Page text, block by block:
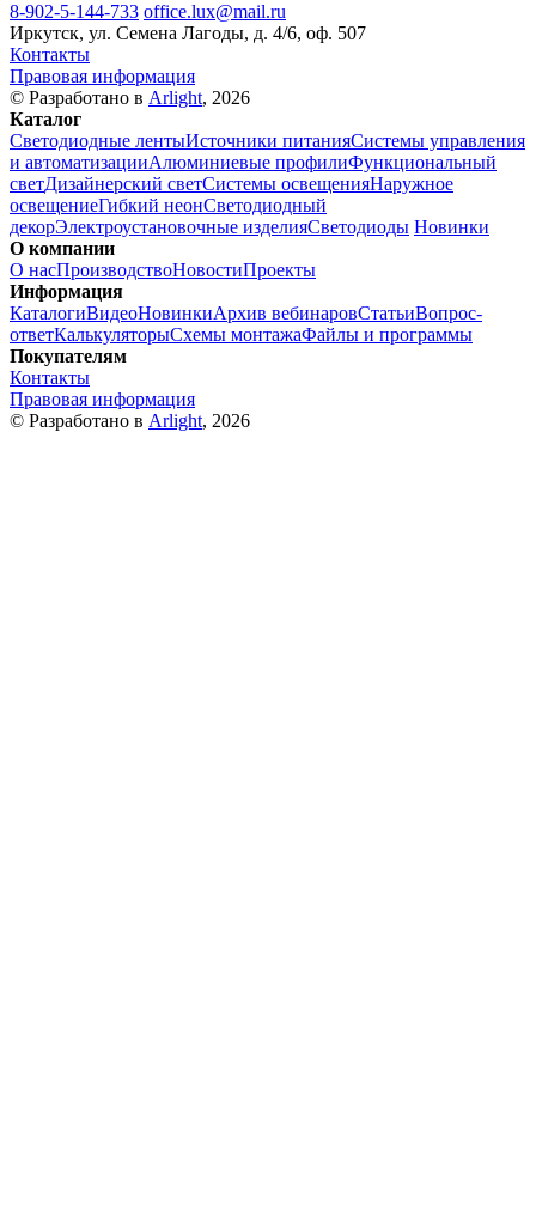
8-902-5-144-733 office.lux@mail.ru
Иркутск, ул. Семена Лагоды, д. 4/6, оф. 507
Контакты
Правовая информация
© Разработано в Arlight, 2026
Каталог
Светодиодные лентыИсточники питанияСистемы управления
и автоматизацииАлюминиевые профилиФункциональный
светДизайнерский светСистемы освещенияНаружное
освещениеГибкий неонСветодиодный
декорЭлектроустановочные изделияСветодиоды Новинки
О компании
О насПроизводствоНовостиПроекты
Информация
КаталогиВидеоНовинкиАрхив вебинаровСтатьиВопрос-
ответКалькуляторыСхемы монтажаФайлы и программы
Покупателям
Контакты
Правовая информация
© Разработано в Arlight, 2026